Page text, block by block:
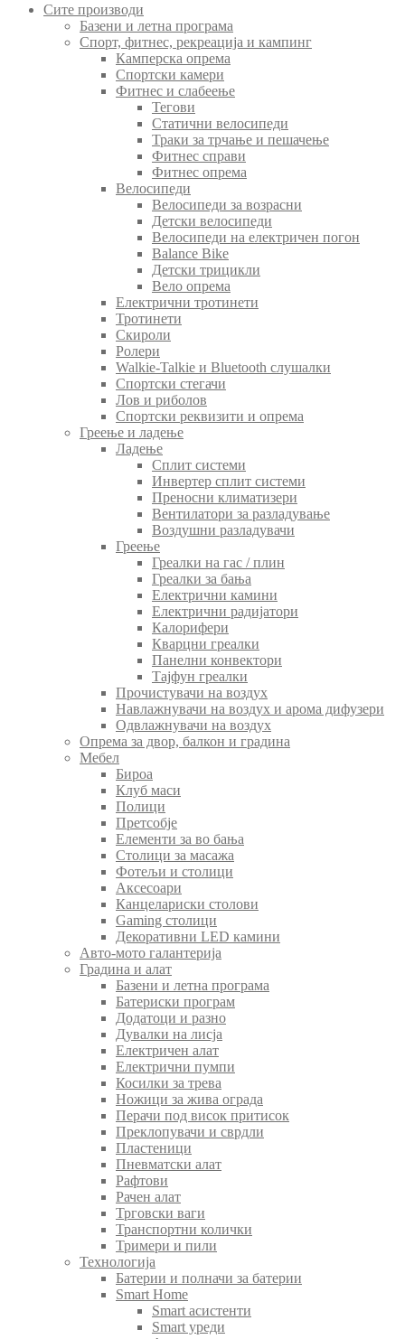
Сите производи
Базени и летна програма
Спорт, фитнес, рекреација и кампинг
Камперска опрема
Спортски камери
Фитнес и слабеење
Тегови
Статични велосипеди
Траки за трчање и пешачење
Фитнес справи
Фитнес опрема
Велосипеди
Велосипеди за возрасни
Детски велосипеди
Велосипеди на електричен погон
Balance Bike
Детски трицикли
Вело опрема
Електрични тротинети
Тротинети
Скироли
Ролери
Walkie-Talkie и Bluetooth слушалки
Спортски стегачи
Лов и риболов
Спортски реквизити и опрема
Греење и ладење
Ладење
Сплит системи
Инвертер сплит системи
Преносни климатизери
Вентилатори за разладување
Воздушни разладувачи
Греење
Греалки на гас / плин
Греалки за бања
Електрични камини
Електрични радијатори
Калорифери
Кварцни греалки
Панелни конвектори
Тајфун греалки
Прочистувачи на воздух
Навлажнувачи на воздух и арома дифузери
Одвлажнувачи на воздух
Опрема за двор, балкон и градина
Мебел
Бироа
Клуб маси
Полици
Претсобје
Елементи за во бања
Столици за масажа
Фотељи и столици
Аксесоари
Канцелариски столови
Gaming столици
Декоративни LED камини
Авто-мото галантерија
Градина и алат
Базени и летна програма
Батериски програм
Додатоци и разно
Дувалки на лисја
Електричен алат
Електрични пумпи
Косилки за трева
Ножици за жива ограда
Перачи под висок притисок
Преклопувачи и сврдли
Пластеници
Пневматски алат
Рафтови
Рачен алат
Трговски ваги
Транспортни колички
Тримери и пили
Технологија
Батерии и полначи за батерии
Smart Home
Smart асистенти
Smart уреди